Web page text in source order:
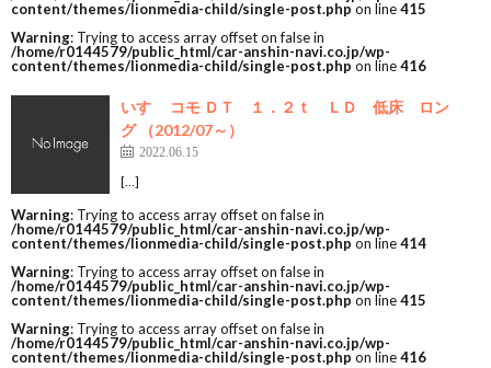
content/themes/lionmedia-child/single-post.php on line415
Warning: Trying to access array offset on false in
/home/r0144579/public_html/car-anshin-navi.co.jp/wp-
content/themes/lionmedia-child/single-post.php on line416
いすゞ コモ ＤＴ １．２ｔ ＬＤ 低床 ロン
グ （2012/07～）
2022.06.15
[…]
Warning: Trying to access array offset on false in
/home/r0144579/public_html/car-anshin-navi.co.jp/wp-
content/themes/lionmedia-child/single-post.php on line414
Warning: Trying to access array offset on false in
/home/r0144579/public_html/car-anshin-navi.co.jp/wp-
content/themes/lionmedia-child/single-post.php on line415
Warning: Trying to access array offset on false in
/home/r0144579/public_html/car-anshin-navi.co.jp/wp-
content/themes/lionmedia-child/single-post.php on line416